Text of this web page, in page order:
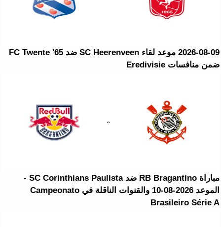
2026-08-09 موعد لقاء SC Heerenveen ضد FC Twente '65
ضمن منافسات Eredivisie
مباراة RB Bragantino ضد SC Corinthians Paulista -
الموعد 2026-08-10 والقنوات الناقلة في Campeonato
Brasileiro Série A